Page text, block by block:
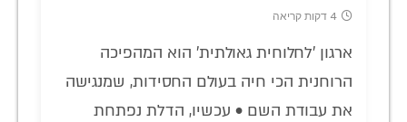
4 דקות קריאה
ארגון 'לחלוחית גאולתית' הוא המהפיכה
הרוחנית הכי חיה בעולם החסידות, שמנגישה
את עבודת השם • עכשיו, הדלת נפתחת